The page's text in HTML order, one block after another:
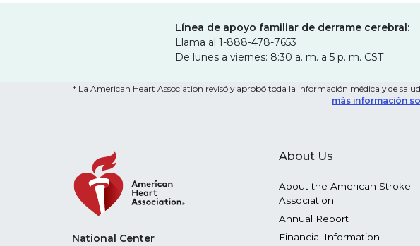
Línea de apoyo familiar de derrame cerebral:
Llama al 1-888-478-7653
De lunes a viernes: 8:30 a. m. a 5 p. m. CST
* La American Heart Association revisó y aprobó toda la información médica y de
más información
National Center
About Us
About the American Stroke
Association
Annual Report
Financial Information